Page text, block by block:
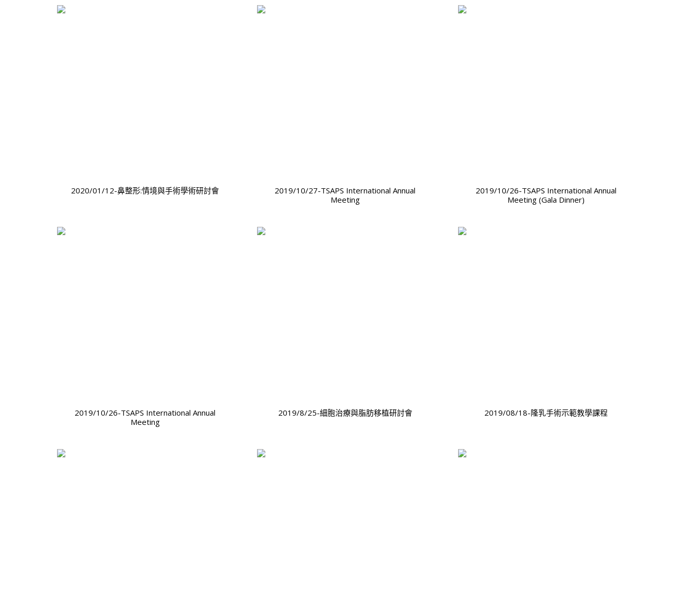
2020/01/12-鼻整形:情境與手術學術研討會
2019/10/27-TSAPS International Annual
Meeting
2019/10/26-TSAPS International Annual
Meeting (Gala Dinner)
2019/10/26-TSAPS International Annual
Meeting
2019/8/25-細胞治療與脂肪移植研討會 2019/08/18-隆乳手術示範教學課程